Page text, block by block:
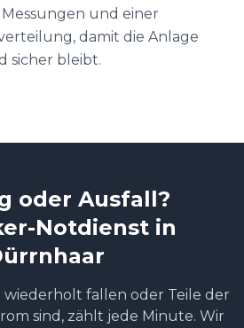
und einer
damit die Anlage
sicher bleibt.
oder Ausfall?
Notdienst in
fallen oder Teile der
sind, zählt jede Minute. Wir